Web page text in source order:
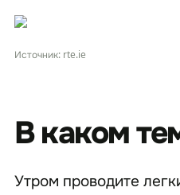
Источник: rte.ie
В каком
Утром проводите